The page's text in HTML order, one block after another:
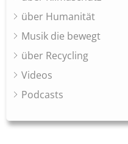
über Humanität
Musik die bewegt
über Recycling
Videos
Podcasts